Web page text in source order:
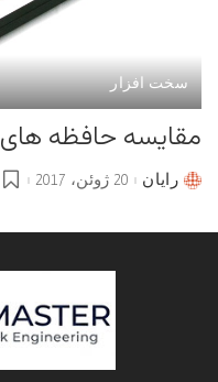
سخت افزار
مقایسه حافظه های ssd با hdd
Postedرایان 20 ژوئن، 2017